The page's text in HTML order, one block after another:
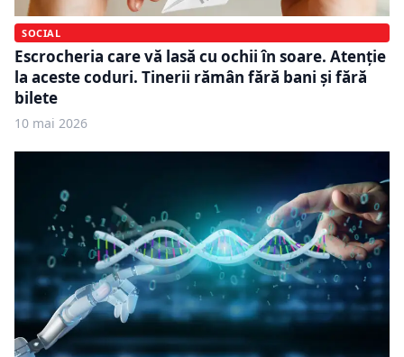
SOCIAL
Escrocheria care vă lasă cu ochii în soare. Atenție
la aceste coduri. Tinerii rămân fără bani și fără
bilete
10 mai 2026